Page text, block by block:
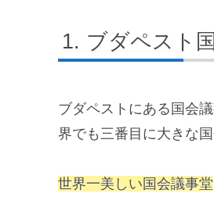
ブダペスト
ブダペストにある国会
界でも三番目に大きな国
世界一美しい国会議事堂